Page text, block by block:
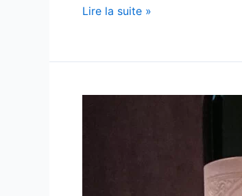
Moulis
–
Dutruch
Lire la suite »